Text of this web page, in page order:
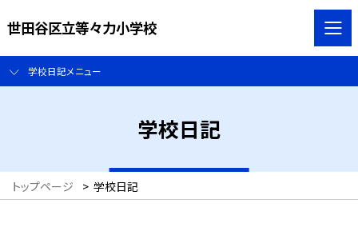
世田谷区立等々力小学校
学校日記メニュー
学校日記
トップページ > 学校日記